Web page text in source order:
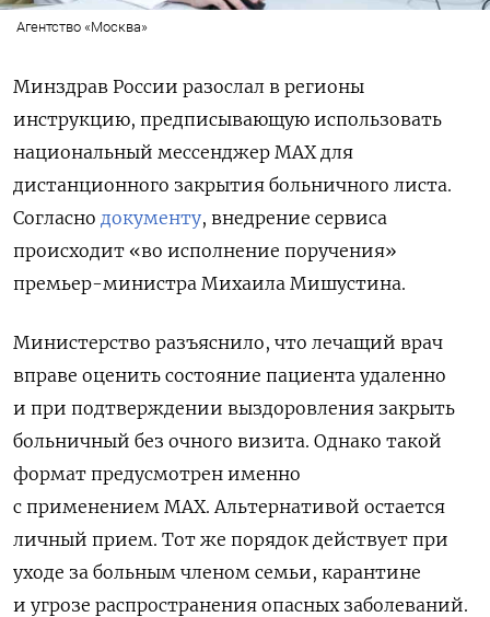
Агентство «Москва»
Минздрав России разослал в регионы
инструкцию, предписывающую использовать
национальный мессенджер MAX для
дистанционного закрытия больничного листа.
Согласно документу, внедрение сервиса
происходит «во исполнение поручения»
премьер-министра Михаила Мишустина.
Министерство разъяснило, что лечащий врач
вправе оценить состояние пациента удаленно
и при подтверждении выздоровления закрыть
больничный без очного визита. Однако такой
формат предусмотрен именно
с применением MAX. Альтернативой остается
личный прием. Тот же порядок действует при
уходе за больным членом семьи, карантине
и угрозе распространения опасных заболеваний.